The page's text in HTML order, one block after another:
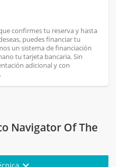
confirmes tu reserva y hasta
puedes financiar tu
un sistema de financiación
tu tarjeta bancaria. Sin
adicional y con
Navigator Of The